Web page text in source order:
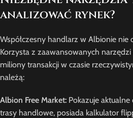
analizować rynek?
Współczesny handlarz w Albionie nie
Korzysta z zaawansowanych
miliony transakcji w czasie
należą:
Albion Free Market: Pokazuje aktualne
trasy handlowe, posiada kalkulator